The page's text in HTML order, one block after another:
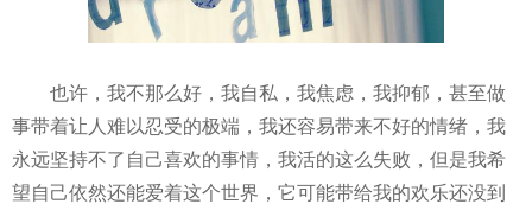
也许，我不那么好，我自私，我焦虑，我抑郁，甚至做
事带着让人难以忍受的极端，我还容易带来不好的情绪，我
永远坚持不了自己喜欢的事情，我活的这么失败，但是我希
望自己依然还能爱着这个世界，它可能带给我的欢乐还没到